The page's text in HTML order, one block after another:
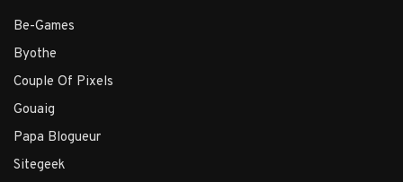
Be-Games
Byothe
Couple Of Pixels
Gouaig
Papa Blogueur
Sitegeek